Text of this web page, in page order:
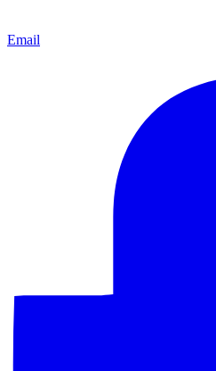
Email